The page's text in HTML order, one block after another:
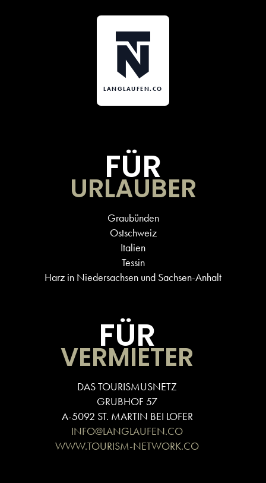
LANGLAUFEN.CO
FÜR
URLAUBER
Graubünden
Ostschweiz
Italien
Tessin
Harz in Niedersachsen und Sachsen-Anhalt
FÜR
VERMIETER
DAS TOURISMUSNETZ
GRUBHOF 57
A-5092 ST. MARTIN BEI LOFER
INFO@LANGLAUFEN.CO
WWW.TOURISM-NETWORK.CO